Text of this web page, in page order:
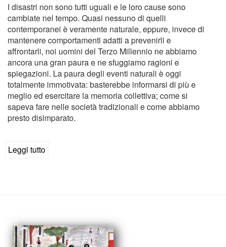
I disastri non sono tutti uguali e le loro cause sono
cambiate nel tempo. Quasi nessuno di quelli
contemporanei è veramente naturale, eppure, invece di
mantenere comportamenti adatti a prevenirli e
affrontarli, noi uomini del Terzo Millennio ne abbiamo
ancora una gran paura e ne sfuggiamo ragioni e
spiegazioni. La paura degli eventi naturali è oggi
totalmente immotivata: basterebbe informarsi di più e
meglio ed esercitare la memoria collettiva; come si
sapeva fare nelle società tradizionali e come abbiamo
presto disimparato.
Leggi tutto